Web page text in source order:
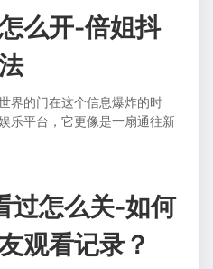
么开-倍姐抖
界的门在这个信息爆炸的时
乐平台，它更像是一扇通往新
过怎么关-如何
观看记录？